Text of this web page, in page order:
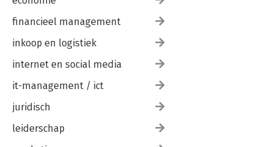
Wat is GameFi? 309
Wat is de metaverse? 313
Wat zijn DAO’s? 318
Verantwoording figuren 331
financieel management
inkoop en logistiek
internet en social media
it-management / ict
juridisch
leiderschap